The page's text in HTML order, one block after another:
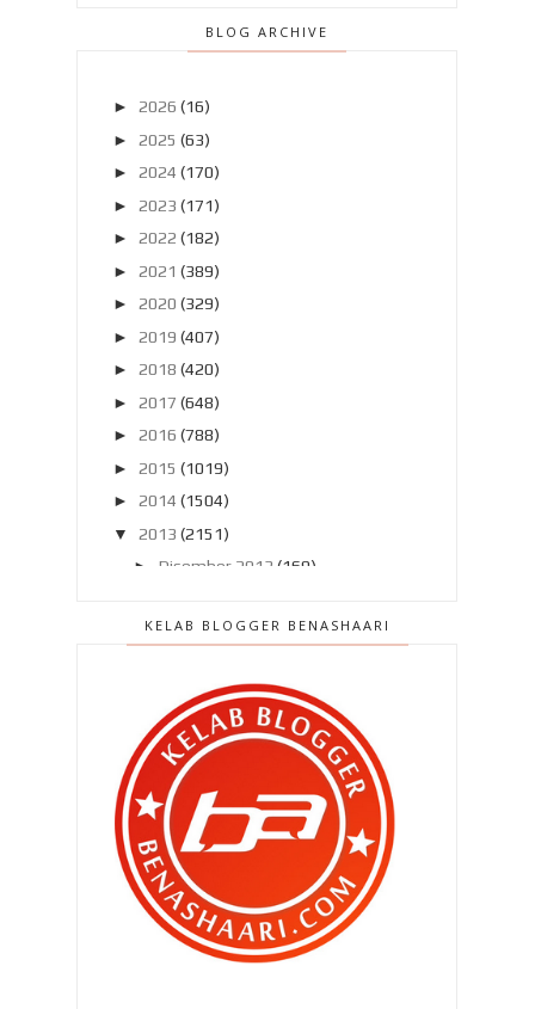
BLOG ARCHIVE
► 2026 (16)
► 2025 (63)
► 2024 (170)
► 2023 (171)
► 2022 (182)
► 2021 (389)
► 2020 (329)
► 2019 (407)
► 2018 (420)
► 2017 (648)
► 2016 (788)
► 2015 (1019)
► 2014 (1504)
▼
2013 (2151)
► Disember 2013 (169)
►Oktober 2013 (160)
Ogos 2013(182)
►Julai 2013(220)
►
Jun 2013
►
Mei 2013
(186)
April 2013
(149)
►Mac 2013
►Februari 2013
(188)
Januari 2013 (196)
Doktor Maria kata Qhaliff ..
KELAB BLOGGER BENASHAARI